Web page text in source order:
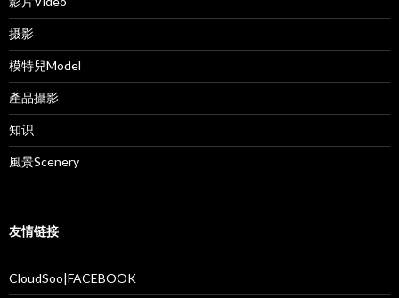
摄影
模特兒Model
產品攝影
知识
風景Scenery
友情链接
CloudSoo|FACEBOOK